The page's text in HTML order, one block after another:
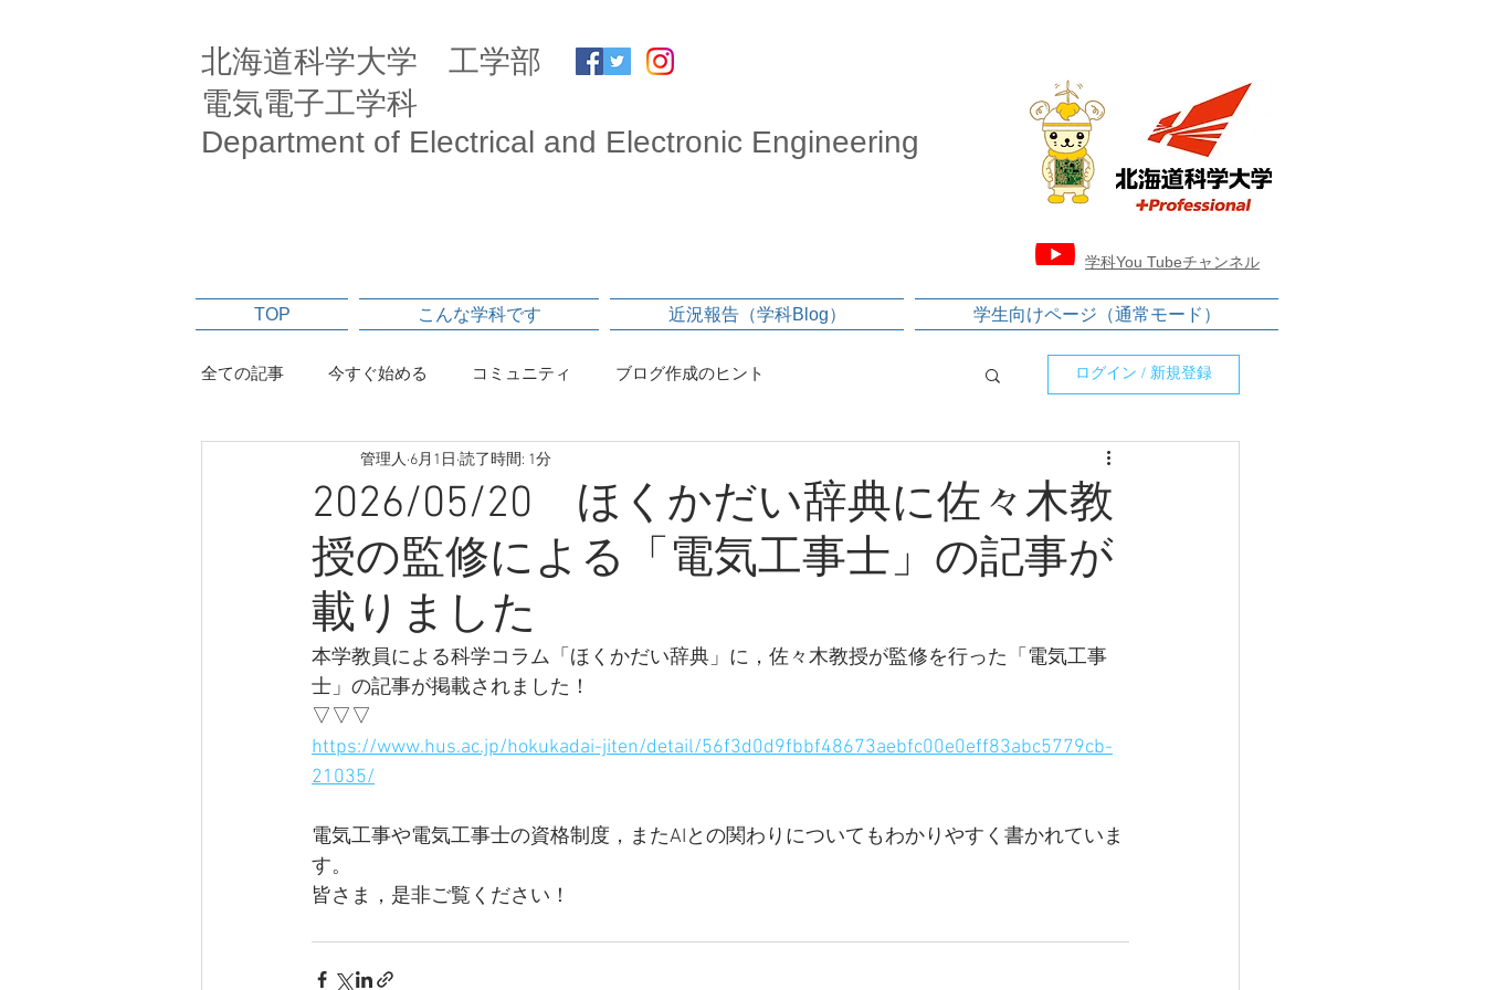
北海道科学大学 工学部
電気電子工学科
Department of Electrical and Electronic Engineering
​学科You Tubeチャンネル
TOP こんな学科です 近況報告（学科Blog） 学生向けページ（通常モード）
全ての記事 今すぐ始める コミュニティ ブログ作成のヒント ログイン / 新規登録
2026/05/20 ほくかだい辞典に佐々木教
授の監修による「電気工事士」の記事が
載りました
管理人 6月1日 読了時間: 1分
本学教員による科学コラム「ほくかだい辞典」に，佐々木教授が監修を行った「電気工事
士」の記事が掲載されました！
▽▽▽
https://www.hus.ac.jp/hokukadai-jiten/detail/56f3d0d9fbbf48673aebfc00e0eff83abc5779cb-
21035/
電気工事や電気工事士の資格制度，またAIとの関わりについてもわかりやすく書かれていま
す。
皆さま，是非ご覧ください！